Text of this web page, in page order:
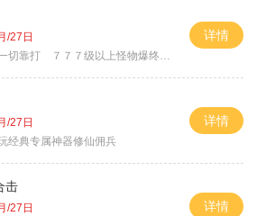
/27日
靠打 ７７７级以上怪物爆终极
详情
/27日
经典专属神器修仙佣兵
详情
击
/27日
详情